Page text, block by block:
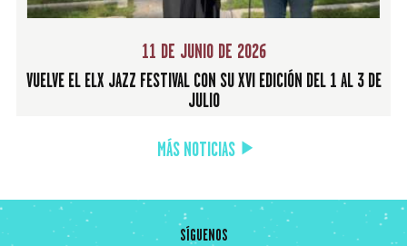
11 DE JUNIO DE 2026
VUELVE EL ELX JAZZ FESTIVAL CON SU XVI EDICIÓN DEL 1 AL 3 DE
JULIO
MÁS NOTICIAS
SÍGUENOS